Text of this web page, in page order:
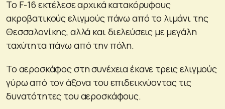
Το F-16 εκτέλεσε αρχικά κατακόρυφους
ακροβατικούς ελιγμούς πάνω από το λιμάνι της
Θεσσαλονίκης, αλλά και διελεύσεις με μεγάλη
ταχύτητα πάνω από την πόλη.
Το αεροσκάφος στη συνέχεια έκανε τρεις ελιγμούς
γύρω από τον άξονα του επιδεικνύοντας τις
δυνατότητες του αεροσκάφους.